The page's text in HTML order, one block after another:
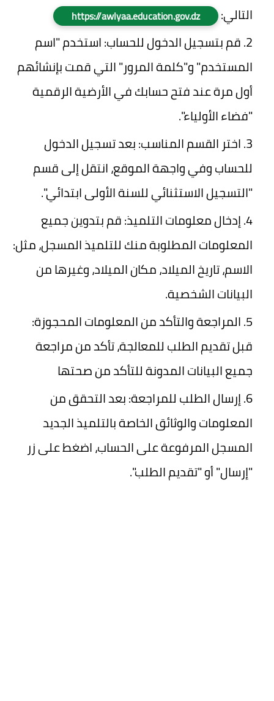
التالي:
https://awlyaa.education.gov.dz
قم بتسجيل الدخول للحساب: استخدم "اسم
المستخدم" و"كلمة المرور" التي قمت بإنشائهم
أول مرة عند فتح حسابك في الأرضية الرقمية
"فضاء الأولياء".
اختر القسم المناسب: بعد تسجيل الدخول
للحساب وفي واجهة الموقع، انتقل إلى قسم
"التسجيل الاستثنائي للسنة الأولى ابتدائي".
إدخال معلومات التلميذ: قم بتدوين جميع
المعلومات المطلوبة منك للتلميذ المسجل، مثل:
الاسم، تاريخ الميلاد، مكان الميلاد، وغيرها من
البيانات الشخصية.
المراجعة والتأكد من المعلومات المحجوزة:
قبل تقديم الطلب للمعالجة، تأكد من مراجعة
جميع البيانات المدونة للتأكد من صحتها
إرسال الطلب للمراجعة: بعد التحقق من
المعلومات والوثائق الخاصة بالتلميذ الجديد
المسجل المرفوعة على الحساب، اضغط على زر
"إرسال" أو "تقديم الطلب".